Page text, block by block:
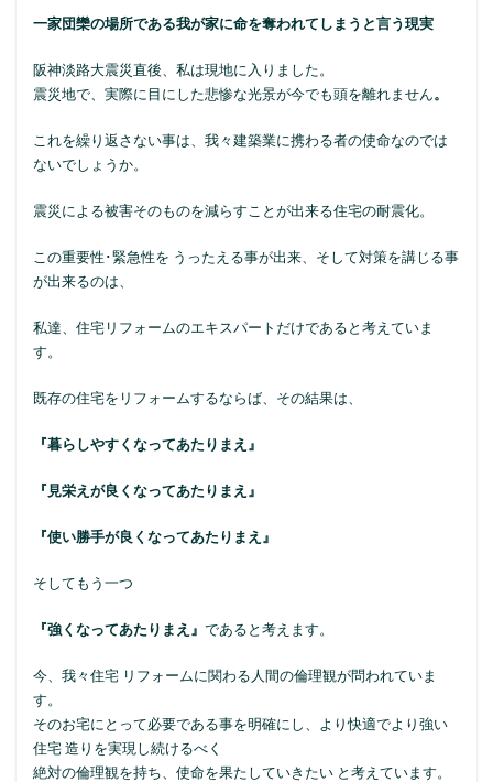
一家団欒の場所である我が家に命を奪われてしまうと言う現実
阪神淡路大震災直後、私は現地に入りました。
震災地で、実際に目にした悲惨な光景が今でも頭を離れません。
これを繰り返さない事は、我々建築業に携わる者の使命なのでは
ないでしょうか。
震災による被害そのものを減らすことが出来る住宅の耐震化。
この重要性･緊急性を うったえる事が出来、そして対策を講じる事
が出来るのは、
私達、住宅リフォームのエキスパートだけであると考えていま
す。
既存の住宅をリフォームするならば、その結果は、
『暮らしやすくなってあたりまえ』
『見栄えが良くなってあたりまえ』
『使い勝手が良くなってあたりまえ』
そしてもう一つ
『強くなってあたりまえ』 であると考えます。
今、我々住宅 リフォームに関わる人間の倫理観が問われていま
す。
そのお宅にとって必要である事を明確にし、より快適でより強い
住宅 造りを実現し続けるべく
絶対の倫理観を持ち、使命を果たしていきたい と考えています。